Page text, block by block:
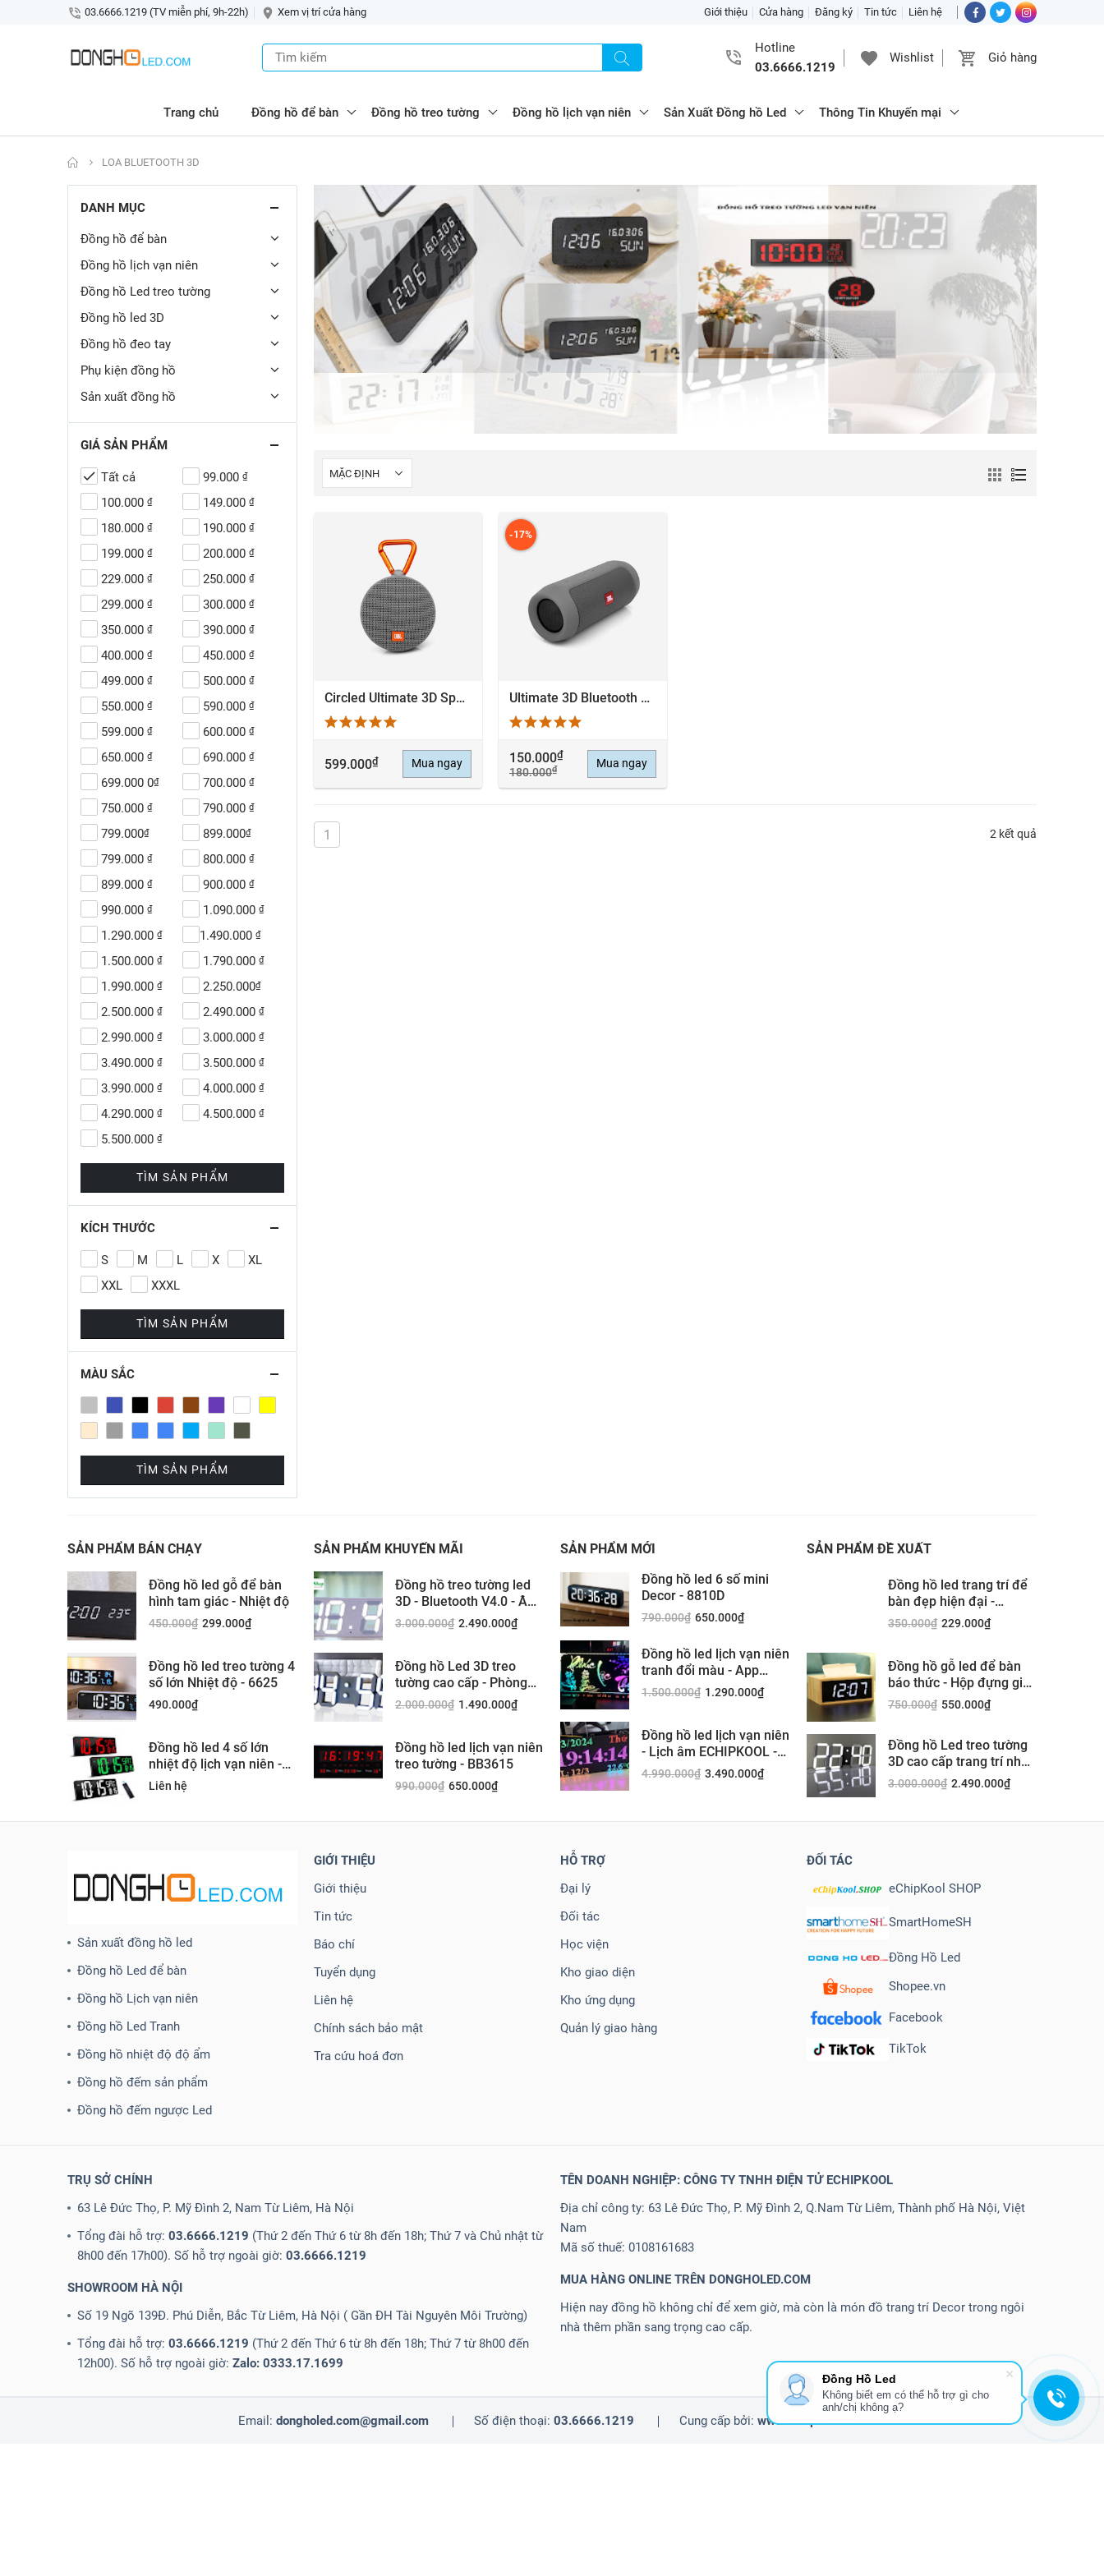
03.6666.1219 (TV miễn phí, 9h-22h) Xem vị trí cửa hàng Giới thiệu Cửa hàng Đăng ký Tin tức Liên hệ
Hotline
03.6666.1219
Wishlist Giỏ hàng
Trang chủ Đồng hồ để bàn Đồng hồ treo tường Đồng hồ lịch vạn niên Sản Xuất Đồng hồ Led Thông Tin Khuyến mại
LOA BLUETOOTH 3D
XEM NHANH Circled Ultimate 3D Speaker
599.000₫ Mua ngay
-17%
XEM NHANH Ultimate 3D Bluetooth Speaker
150.000₫
180.000₫ Mua ngay
1 2 kết quả
DANH MỤC
Đồng hồ để bàn
Đồng hồ lịch vạn niên
Đồng hồ Led treo tường
Đồng hồ led 3D
Đồng hồ đeo tay
Phụ kiện đồng hồ
Sản xuất đồng hồ
GIÁ SẢN PHẨM
Tất cả 99.000 ₫
100.000 ₫ 149.000 ₫
180.000 ₫ 190.000 ₫
199.000 ₫ 200.000 ₫
229.000 ₫ 250.000 ₫
299.000 ₫ 300.000 ₫
350.000 ₫ 390.000 ₫
400.000 ₫ 450.000 ₫
499.000 ₫ 500.000 ₫
550.000 ₫ 590.000 ₫
599.000 ₫ 600.000 ₫
650.000 ₫ 690.000 ₫
699.000 0₫ 700.000 ₫
750.000 ₫ 790.000 ₫
799.000₫ 899.000₫
799.000 ₫ 800.000 ₫
899.000 ₫ 900.000 ₫
990.000 ₫ 1.090.000 ₫
1.290.000 ₫ 1.490.000 ₫
1.500.000 ₫ 1.790.000 ₫
1.990.000 ₫ 2.250.000₫
2.500.000 ₫ 2.490.000 ₫
2.990.000 ₫ 3.000.000 ₫
3.490.000 ₫ 3.500.000 ₫
3.990.000 ₫ 4.000.000 ₫
4.290.000 ₫ 4.500.000 ₫
5.500.000 ₫
TÌM SẢN PHẨM
KÍCH THƯỚC
S M L X
XL
XXL
XXXL
TÌM SẢN PHẨM
MÀU SẮC
TÌM SẢN PHẨM
SẢN PHẨM BÁN CHẠY
Đồng hồ led gỗ để bàn
hình tam giác - Nhiệt độ
450.000₫ 299.000₫
Đồng hồ led treo tường 4
số lớn Nhiệt độ - 6625
490.000₫
Đồng hồ led 4 số lớn
nhiệt độ lịch vạn niên -
SH0075U
Liên hệ
SẢN PHẨM KHUYẾN MÃI
Đồng hồ treo tường led
3D - Bluetooth V4.0 - Âm
thanh siêu trầm không
3.000.000₫ 2.490.000₫
Đồng hồ Led 3D treo
tường cao cấp - Phòng
khách sang trọng - 1336
2.000.000₫ 1.490.000₫
Đồng hồ led lịch vạn niên
treo tường - BB3615
990.000₫ 650.000₫
SẢN PHẨM MỚI
Đồng hồ led 6 số mini
Decor - 8810D
790.000₫ 650.000₫
Đồng hồ led lịch vạn niên
tranh đổi màu - App
mobile
1.500.000₫ 1.290.000₫
Đồng hồ led lịch vạn niên
- Lịch âm ECHIPKOOL -
DS6568
4.990.000₫ 3.490.000₫
SẢN PHẨM ĐỀ XUẤT
Đồng hồ led trang trí để
bàn đẹp hiện đại -
YK6628
350.000₫ 229.000₫
Đồng hồ gỗ led để bàn
báo thức - Hộp đựng giấy
ăn cho văn phòng khách
sạn quà tặng
750.000₫ 550.000₫
Đồng hồ Led treo tường
3D cao cấp trang trí nhà
đẹp
3.000.000₫ 2.490.000₫
Sản xuất đồng hồ led
Đồng hồ Led để bàn
Đồng hồ Lịch vạn niên
Đồng hồ Led Tranh
Đồng hồ nhiệt độ độ ẩm
Đồng hồ đếm sản phẩm
Đồng hồ đếm ngược Led
GIỚI THIỆU
Giới thiệu
Tin tức
Báo chí
Tuyển dụng
Liên hệ
Chính sách bảo mật
Tra cứu hoá đơn
HỖ TRỢ
Đại lý
Đối tác
Học viện
Kho giao diện
Kho ứng dụng
Quản lý giao hàng
ĐỐI TÁC
eChipKool SHOP
SmartHomeSH
Đồng Hồ Led
Shopee.vn
Facebook
TikTok
TRỤ SỞ CHÍNH
63 Lê Đức Thọ, P. Mỹ Đình 2, Nam Từ Liêm, Hà Nội
Tổng đài hỗ trợ: 03.6666.1219 (Thứ 2 đến Thứ 6 từ 8h đến 18h; Thứ 7 và Chủ nhật từ
8h00 đến 17h00). Số hỗ trợ ngoài giờ: 03.6666.1219
SHOWROOM HÀ NỘI
Số 19 Ngõ 139Đ. Phú Diễn, Bắc Từ Liêm, Hà Nội ( Gần ĐH Tài Nguyên Môi Trường)
Tổng đài hỗ trợ: 03.6666.1219 (Thứ 2 đến Thứ 6 từ 8h đến 18h; Thứ 7 từ 8h00 đến
12h00). Số hỗ trợ ngoài giờ: Zalo: 0333.17.1699
TÊN DOANH NGHIỆP: CÔNG TY TNHH ĐIỆN TỬ ECHIPKOOL
Địa chỉ công ty: 63 Lê Đức Thọ, P. Mỹ Đình 2, Q.Nam Từ Liêm, Thành phố Hà Nội, Việt
Nam
Mã số thuế: 0108161683
MUA HÀNG ONLINE TRÊN DONGHOLED.COM
Hiện nay đồng hồ không chỉ để xem giờ, mà còn là món đồ trang trí Decor trong ngôi
nhà thêm phần sang trọng cao cấp.
Email: dongholed.com@gmail.com Số điện thoại: 03.6666.1219 Cung cấp bởi: www.echipkool.com
Đồng Hồ Led
Không biết em có thể hỗ trợ gì cho
anh/chị không ạ?